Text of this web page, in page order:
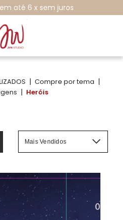
60% DE DESCONTO
| Compre por tema |
| Heróis